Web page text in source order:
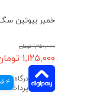
خمیر بیوتین سگ
۱,۲۵۰,۰۰۰ تومان
۱,۱۲۵,۰۰۰ تومان
4 قسط